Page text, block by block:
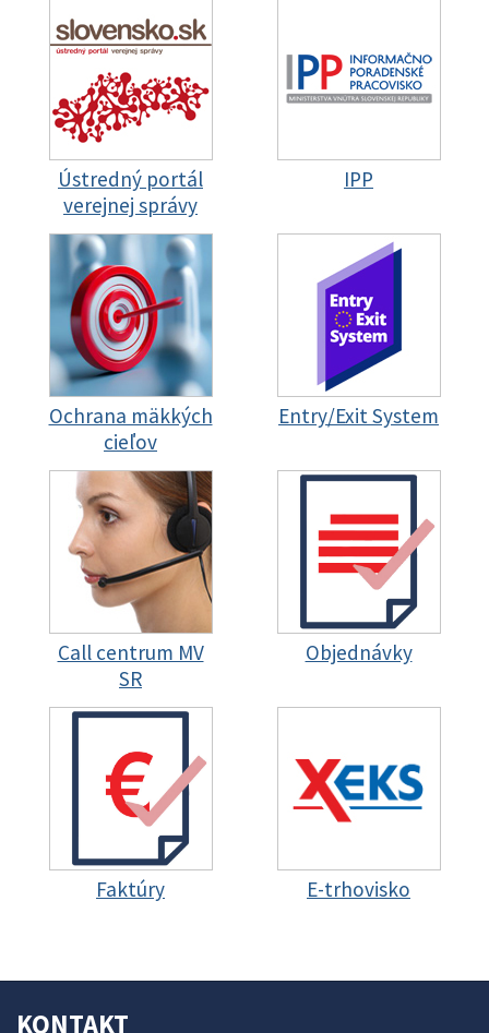
Ústredný portál
verejnej správy
IPP
Ochrana mäkkých
cieľov
Entry/Exit System
Call centrum MV
SR
Objednávky
Faktúry E-trhovisko
KONTAKT